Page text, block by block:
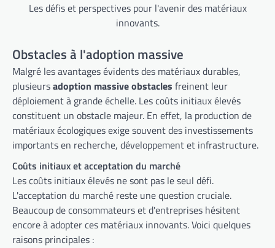
Les défis et perspectives pour l'avenir des matériaux
innovants.
Obstacles à l'adoption massive
Malgré les avantages évidents des matériaux durables,
plusieursadoption massive obstacles freinent leur
déploiement à grande échelle. Les coûts initiaux élevés
constituent un obstacle majeur. En effet, la production de
matériaux écologiques exige souvent des investissements
importants en recherche, développement et infrastructure.
Coûts initiaux et acceptation du marché
Les coûts initiaux élevés ne sont pas le seul défi.
L'acceptation du marché reste une question cruciale.
Beaucoup de consommateurs et d'entreprises hésitent
encore à adopter ces matériaux innovants. Voici quelques
raisons principales :